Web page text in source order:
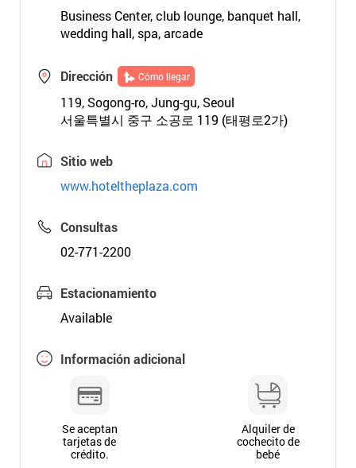
Business Center, club lounge, banquet hall,
wedding hall, spa, arcade
Dirección Cómo llegar
119, Sogong-ro, Jung-gu, Seoul
서울특별시 중구 소공로 119 (태평로2가)
Sitio web
www.hoteltheplaza.com
Consultas
02-771-2200
Estacionamiento
Available
Información adicional
Se aceptan
tarjetas de
crédito.
Alquiler de
cochecito de
bebé